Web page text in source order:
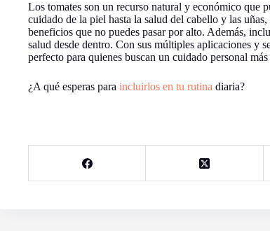
Los tomates son un recurso natural y económico que
cuidado de la piel hasta la salud del cabello y las
beneficios que no puedes pasar por alto. Además,
salud desde dentro. Con sus múltiples aplicaciones y
perfecto para quienes buscan un cuidado personal
¿A qué esperas para incluirlos en tu rutina diaria?